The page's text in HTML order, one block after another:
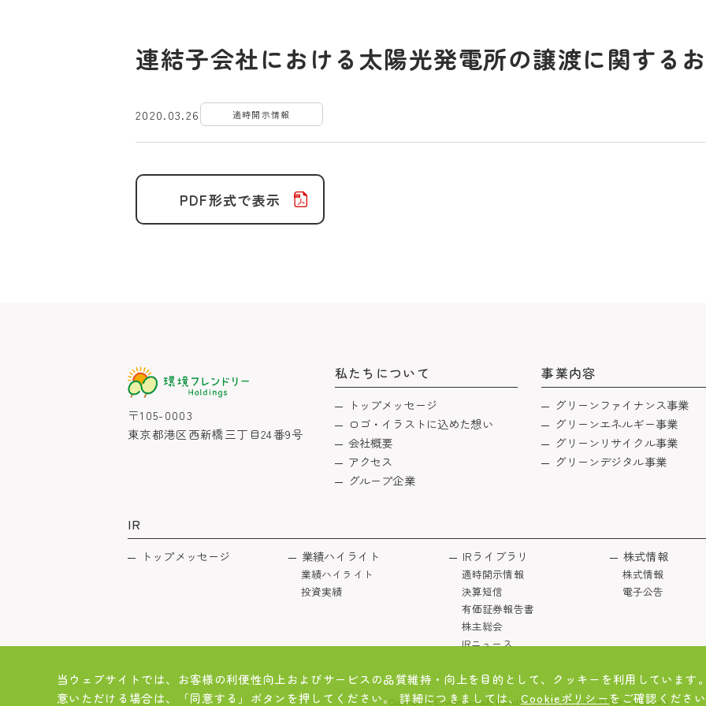
連結子会社における太陽光発電所の譲渡に関する
2020.03.26 適時開示情報
PDF形式で表示
当ウェブサイトでは、お客様の利便性向上およびサービスの品質維持・向上を目的として、クッキーを利用しています
意いただける場合は、「同意する」ボタンを押してください。 詳細につきましては、Cookieポリシーをご確認くださ
〒105-0003
東京都港区西新橋三丁目24番9号
私たちについて
トップメッセージ
ロゴ・イラストに込めた想い
会社概要
アクセス
グループ企業
事業内容
グリーンファイナンス事業
グリーンエネルギー事業
グリーンリサイクル事業
グリーンデジタル事業
IR
トップメッセージ 業績ハイライト
業績ハイライト
投資実績
IRライブラリ
適時開示情報
決算短信
有価証券報告書
株主総会
IRニュース
株式情報
株式情報
電子公告
Copyright © Environmentally Friendly Holdings Co., Ltd. All Rights Reserved.